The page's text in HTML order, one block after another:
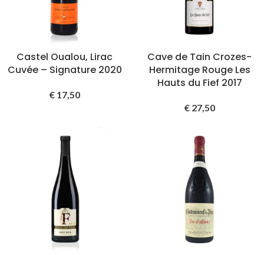
Castel Oualou, Lirac
Cuvée – Signature 2020
€17,50
Cave de Tain Crozes-
Hermitage Rouge Les
Hauts du Fief 2017
€27,50